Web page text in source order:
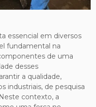
essencial em diversos
fundamental na
de uma
desses
a qualidade,
industriais, de pesquisa
contexto, a